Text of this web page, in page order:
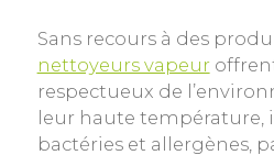
Sans recours à des
nettoyeurs vapeur
respectueux de
leur haute température,
bactéries et allergènes,